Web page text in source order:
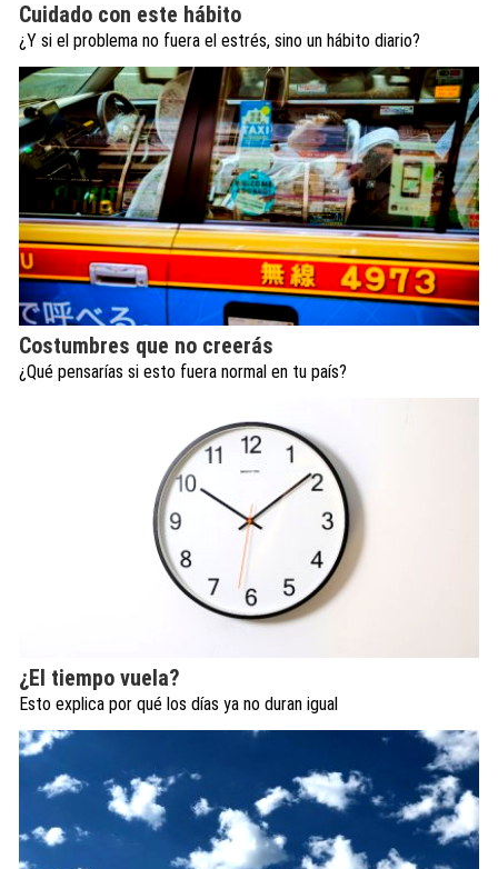
Cuidado con este hábito
¿Y si el problema no fuera el estrés, sino un hábito diario?
Costumbres que no creerás
¿Qué pensarías si esto fuera normal en tu país?
¿El tiempo vuela?
Esto explica por qué los días ya no duran igual